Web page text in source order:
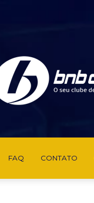
FAQ CONTATO